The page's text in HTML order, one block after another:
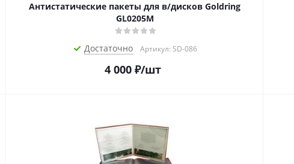
Антистатические пакеты для в/дисков Goldring
GL0205M
Достаточно Артикул: SD-086
4 000₽/шт